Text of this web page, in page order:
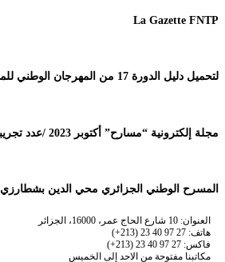
La Gazette FNTP
لتحميل دليل الدورة 17 من المهرجان الوطني للمسرح المحترف
مجلة إلكترونية “مسارح” أكتوبر 2023 /عدد تجريبي
المسرح الوطني الجزائري محي الدين بشطارزي
العنوان: 10 شارع الحاج عمر، 16000، الجزائر
هاتف: 27 97 40 23 (213+)
فاكس: 27 97 40 23 (213+)
مكاتبنا مفتوحة من الاحد إلى الخميس